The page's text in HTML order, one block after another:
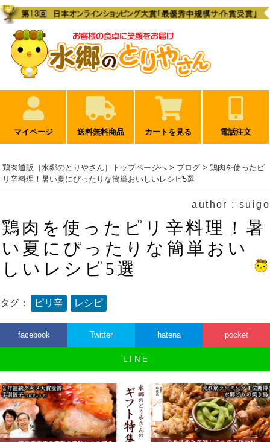
マイページ 送料無料商品 カートを見る 電話注文
鶏肉通販［水郷のとりやさん］トップページへ > ブログ > 鶏肉を使ったピ
リ辛料理！暑い夏にぴったりな簡単おいしいレシピ5選
author : suigo
鶏肉を使ったピリ辛料理！暑
い夏にぴったりな簡単おい
しいレシピ5選
タグ： ピリ辛 レシピ
facebook Twitter hatena pocket
L I N E